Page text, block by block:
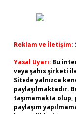
Reklam ve İletişim:
Yasal Uyarı: Bu
veya şahıs şirketi
Sitede yalnızca
paylaşılmaktadır.
taşımamakta olup,
paylaşım